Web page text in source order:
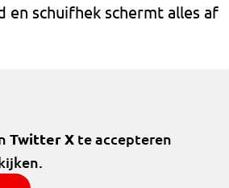
schuifhek schermt alles af
Twitter Xte accepteren